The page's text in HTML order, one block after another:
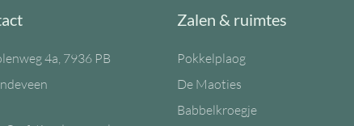
4a, 7936 PB
Zalen & ruimtes
Pokkelplaog
De Maoties
Babbelkroegje